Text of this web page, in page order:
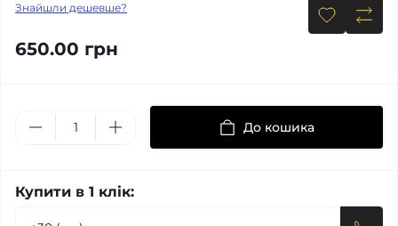
Знайшли дешевше?
650.00 грн
До кошика
Купити в 1 клік: